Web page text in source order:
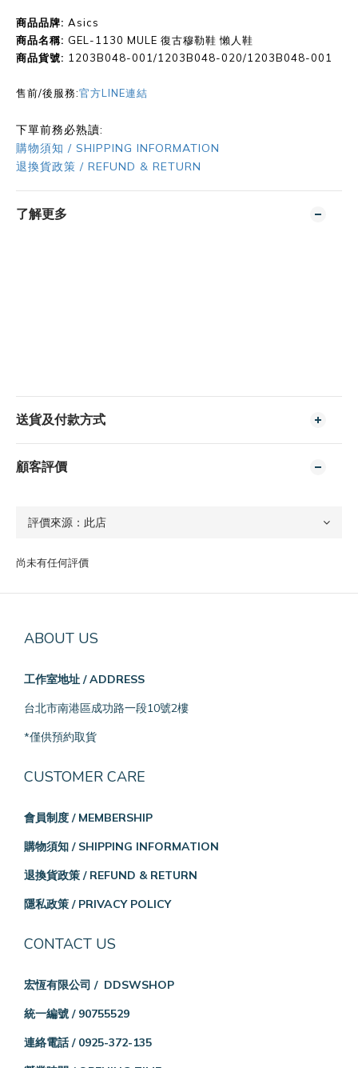
商品品牌: Asics
商品名稱: GEL-1130 MULE 復古穆勒鞋 懶人鞋
商品貨號: 1203B048-001/1203B048-020/1203B048-001
售前/後服務:官方LINE連結
下單前務必熟讀:
購物須知 / SHIPPING INFORMATION
退換貨政策 / REFUND & RETURN
了解更多
送貨及付款方式
顧客評價
尚未有任何評價
ABOUT US
工作室地址 / ADDRESS
台北市南港區成功路一段10號2樓
*僅供預約取貨
CUSTOMER CARE
會員制度 / MEMBERSHIP
購物須知 / SHIPPING INFORMATION
退換貨政策 / REFUND & RETURN
隱私政策 / PRIVACY POLICY
CONTACT US
宏恆有限公司 / DDSWSHOP
統一編號 / 90755529
連絡電話 / 0925-372-135